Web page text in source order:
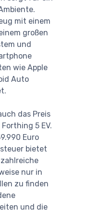
mit einem
großen
und
wie Apple
Auto
das Preis
5 EV.
Euro
bietet
nur in
zu finden
und die